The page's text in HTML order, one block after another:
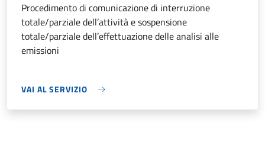
Procedimento di comunicazione di interruzione
totale/parziale dell’attività e sospensione
totale/parziale dell’effettuazione delle analisi alle
emissioni
VAI AL SERVIZIO